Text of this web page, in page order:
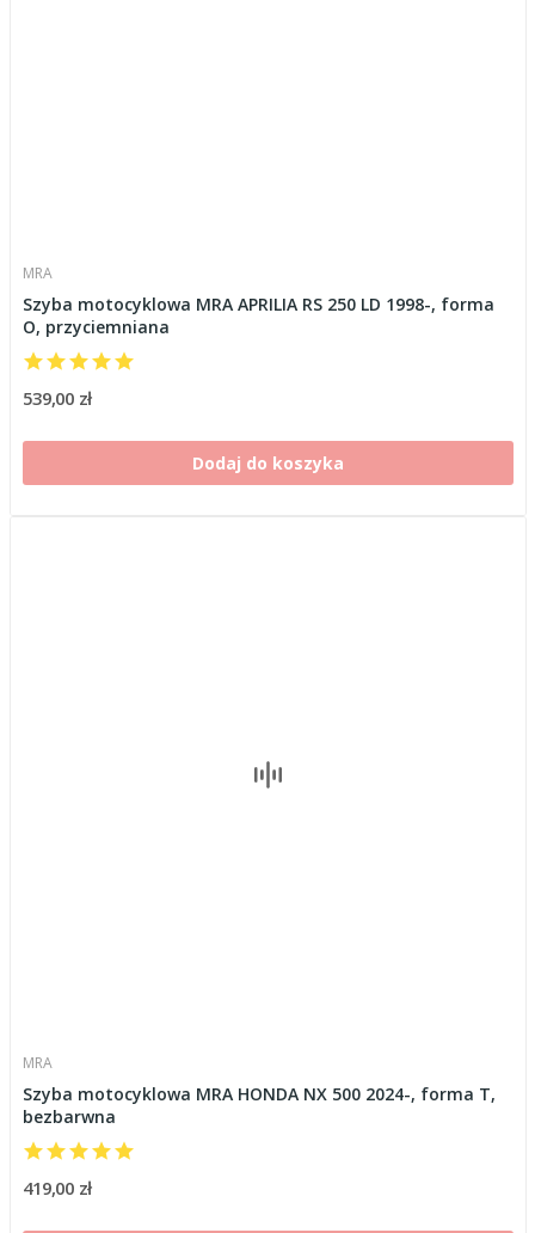
MRA
Szyba motocyklowa MRA APRILIA RS 250 LD 1998-, forma
O, przyciemniana
539,00 zł
Dodaj do koszyka
MRA
Szyba motocyklowa MRA HONDA NX 500 2024-, forma T,
bezbarwna
419,00 zł